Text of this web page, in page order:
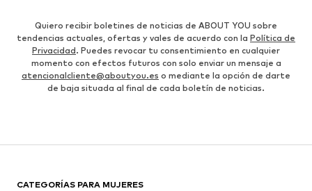
Quiero recibir boletines de noticias de ABOUT YOU sobre
tendencias actuales, ofertas y vales de acuerdo con la Política de
Privacidad. Puedes revocar tu consentimiento en cualquier
momento con efectos futuros con solo enviar un mensaje a
atencionalcliente@aboutyou.es o mediante la opción de darte
de baja situada al final de cada boletín de noticias.
CATEGORÍAS PARA MUJERES